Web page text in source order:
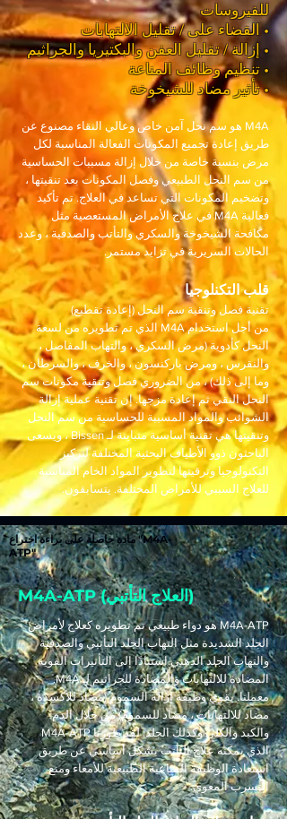
للفيروسات
• القضاء على / تقليل الالتهابات
• إزالة / تقليل العفن والبكتيريا والجراثيم
• تنظيم وظائف المناعة
• تأثير مضاد للشيخوخة
M4A هو سم نحل آمن خاص وعالي النقاء مصنوع عن
طريق إعادة تجميع المكونات الفعالة المناسبة لكل
مرض بنسبة خاصة من خلال إزالة مسببات الحساسية
من سم النحل الطبيعي وفصل المكونات بعد تنقيتها ،
وتضخيم المكونات التي تساعد في العلاج. تم تأكيد
فعالية M4A في علاج الأمراض المستعصية مثل
مكافحة الشيخوخة والسكري والتأتب والصدفية ، وعدد
الحالات السريرية في تزايد مستمر.
قلب التكنلوجيا
تقنية فصل وتنقية سم النحل (إعادة تقطيع)
من أجل استخدام M4A الذي تم تطويره من لسعة
النحل كأدوية (مرض السكري ، والتهاب المفاصل ،
والنقرس ، ومرض باركنسون ، والخرف ، والسرطان ،
وما إلى ذلك) ، من الضروري فصل وتنقية مكونات سم
النحل النقي ثم إعادة مزجها. إن تقنية عملية إزالة
الشوائب والمواد المسببة للحساسية من سم النحل
وتنقيتها هي تقنية أساسية متباينة لـ Bissen ، ويسعى
الباحثون ذوو الأطياف البحثية المختلفة لتركيز
التكنولوجيا وترقيتها لتطوير المواد الخام المناسبة
للعلاج السببي للأمراض المختلفة. يتسابقون.
مادة حاصلة على براءة اختراع "M4A-
ATP"
M4A-ATP (العلاج التأتبي)
M4A-ATP هو دواء طبيعي تم تطويره كعلاج لأمراض
الجلد الشديدة مثل التهاب الجلد التأتبي والصدفية
والتهاب الجلد الدهني استنادًا إلى التأثيرات القوية
المضادة للالتهابات والمضادة للجراثيم لـ M4A.
معملنا. يقوي وظيفة إزالة السموم (مضاد للأكسدة ،
مضاد للالتهابات ، مضاد للسموم) من خلال الدم
والكبد والكلى وكذلك الجلد. لقد طورنا M4A-ATP
الذي يمكنه علاج التأتب بشكل أساسي عن طريق
استعادة الوظيفة المناعية الطبيعية للأمعاء ومنع
التسرب المعوي.